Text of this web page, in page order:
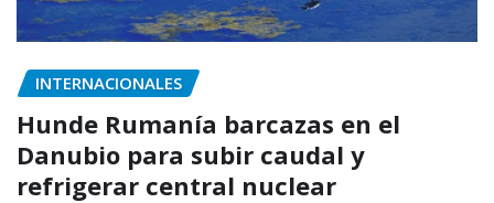
INTERNACIONALES
Hunde Rumanía barcazas en el
Danubio para subir caudal y
refrigerar central nuclear